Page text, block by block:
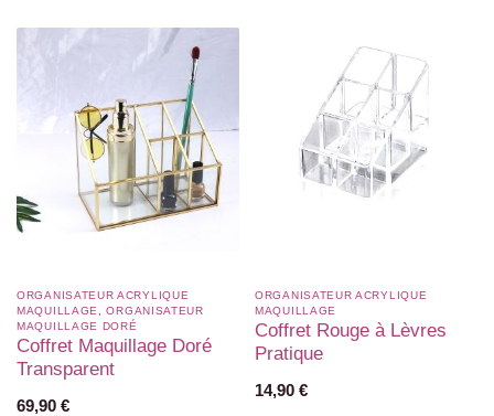
ORGANISATEUR ACRYLIQUE
MAQUILLAGE
,ORGANISATEUR
MAQUILLAGE DORÉ
Coffret Maquillage Doré
Transparent
69,90 €
ORGANISATEUR ACRYLIQUE
MAQUILLAGE
Coffret Rouge à Lèvres
Pratique
14,90 €